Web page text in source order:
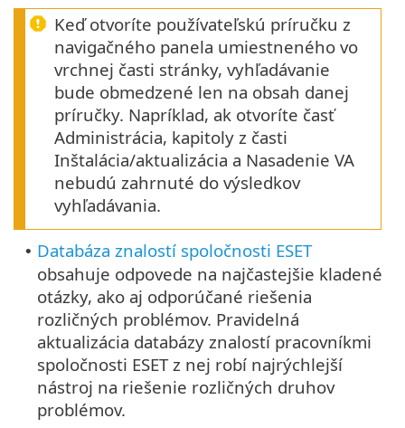
Keď otvoríte používateľskú príručku z
navigačného panela umiestneného vo
vrchnej časti stránky, vyhľadávanie
bude obmedzené len na obsah danej
príručky. Napríklad, ak otvoríte časť
Administrácia, kapitoly z časti
Inštalácia/aktualizácia a Nasadenie VA
nebudú zahrnuté do výsledkov
vyhľadávania.
• Databáza znalostí spoločnosti ESET
obsahuje odpovede na najčastejšie kladené
otázky, ako aj odporúčané riešenia
rozličných problémov. Pravidelná
aktualizácia databázy znalostí pracovníkmi
spoločnosti ESET z nej robí najrýchlejší
nástroj na riešenie rozličných druhov
problémov.